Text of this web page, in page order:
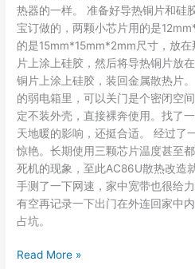
热器的一样。 准备好导热铜片和硅
宝订做的，两颗小芯片用的是
的是15mm*15mm*2mm尺寸，放
片上涂上硅胶，然后将导热铜片放
铜片上涂上硅胶，装回金属散热片
的弱电箱里，可以关门是个密闭空
定不装外壳，直接裸奔使用。找了
天地暖的影响，还挺合适。 经过了
惊艳。长期使用三颗芯片温度甚至
死机的现象，至此AC86U散热改造
手测了一下网速，家中宽带也很给
有空再记录一下出门在外连回家中
占坑。
华
Read More »